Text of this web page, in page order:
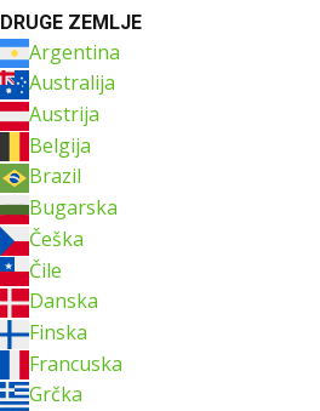
DRUGE ZEMLJE
Argentina
Australija
Austrija
Belgija
Brazil
Bugarska
Češka
Čile
Danska
Finska
Francuska
Grčka